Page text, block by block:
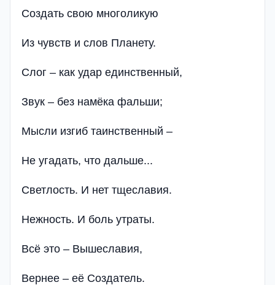
Создать свою многоликую
Из чувств и слов Планету.
Слог – как удар единственный,
Звук – без намёка фальши;
Мысли изгиб таинственный –
Не угадать, что дальше...
Светлость. И нет тщеславия.
Нежность. И боль утраты.
Всё это – Вышеславия,
Вернее – её Создатель.